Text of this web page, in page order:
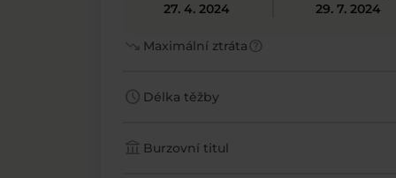
27. 4. 2024
29. 7. 2024
trending_down Maximální ztrátahelp
schedule Délka těžby
account_balance Burzovní titul